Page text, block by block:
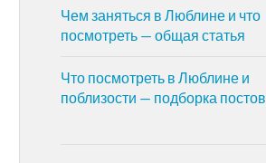
Чем заняться в Люблине и что
посмотреть — общая статья
Что посмотреть в Люблине и
поблизости — подборка постов